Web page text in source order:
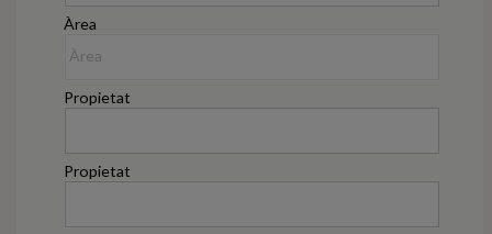
Àrea
Propietat
Propietat